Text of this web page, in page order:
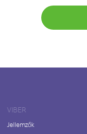
VIBER
Jellemzők